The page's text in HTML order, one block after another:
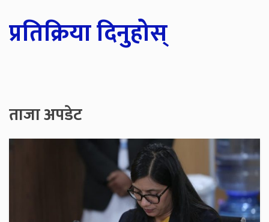
प्रतिक्रिया दिनुहोस्
ताजा अपडेट